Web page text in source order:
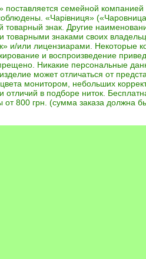
поставляется семейной компанией
«Чарівниця»
товарный знак. Другие
товарными знаками своих
и/или лицензиарами. Некоторые
и воспроизведение
Никакие персональные
может отличаться от
монитором, небольших
отличий в подборе ниток.
от 800 грн. (сумма заказа должна